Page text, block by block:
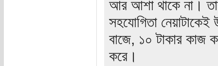
আর আশা থাকে না।
সহযোগিতা
বাজে, ১০ টাকার কাজ
করে।